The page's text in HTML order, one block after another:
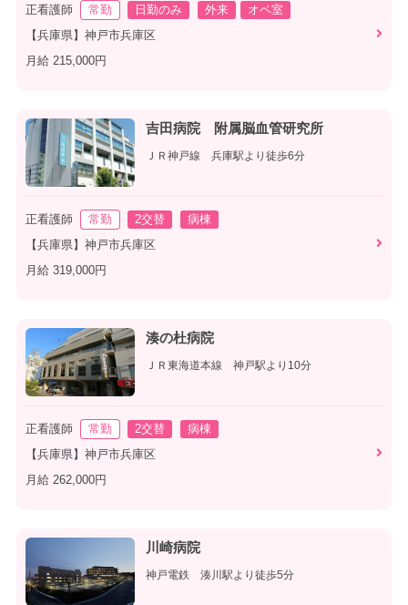
正看護師 常勤 日勤のみ 外来
オペ室
【兵庫県】神戸市兵庫区
月給 215,000円
吉田病院 附属脳血管研究所
ＪＲ神戸線 兵庫駅より徒歩6分
正看護師 常勤 2交替
病棟
【兵庫県】神戸市兵庫区
月給 319,000円
湊の杜病院
ＪＲ東海道本線 神戸駅より10分
正看護師 常勤 2交替
病棟
【兵庫県】神戸市兵庫区
月給 262,000円
川崎病院
神戸電鉄 湊川駅より徒歩5分